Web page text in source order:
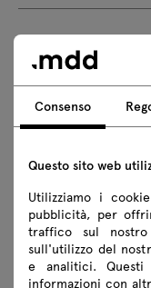
Download
Scarica
Foto
Regole di sicurezza
Scarica i modelli 3D
2D dwg
Consenso
Questo sito web
Utilizziamo i
pubblicità, per
traffico sul nostro
sull'utilizzo del
e analitici. Questi
informazioni con